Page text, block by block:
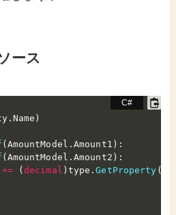
ース
. Name )
( AmountModel . Amount1 ) :
( AmountModel . Amount2 ) :
+= (decimal ) type .GetProperty (